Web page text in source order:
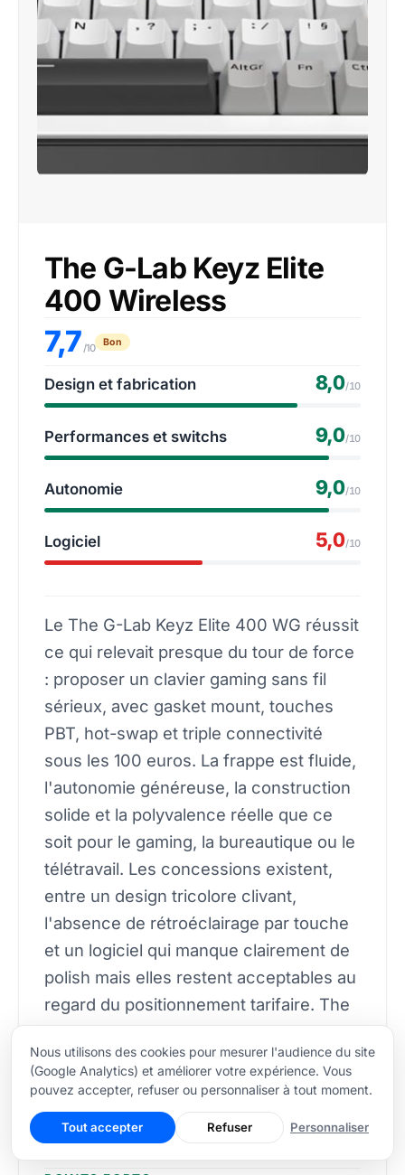
The G-Lab Keyz Elite
400 Wireless
7,7/10 Bon
Design et fabrication 8,0/10
Performances et switchs 9,0/10
Autonomie 9,0/10
Logiciel 5,0/10
Le The G-Lab Keyz Elite 400 WG réussit
ce qui relevait presque du tour de force
: proposer un clavier gaming sans fil
sérieux, avec gasket mount, touches
PBT, hot-swap et triple connectivité
sous les 100 euros. La frappe est fluide,
l'autonomie généreuse, la construction
solide et la polyvalence réelle que ce
soit pour le gaming, la bureautique ou le
télétravail. Les concessions existent,
entre un design tricolore clivant,
l'absence de rétroéclairage par touche
et un logiciel qui manque clairement de
polish mais elles restent acceptables au
regard du positionnement tarifaire. The
G-Lab signe ici une montée en gamme
convaincante et place une pièce difficile
à ignorer dans le segment des claviers
mécaniques sans fil à moins de 100
euros.
Nous utilisons des cookies pour mesurer l'audience du site
(Google Analytics) et améliorer votre expérience. Vous
pouvez accepter, refuser ou personnaliser à tout moment.
Tout accepter Refuser Personnaliser